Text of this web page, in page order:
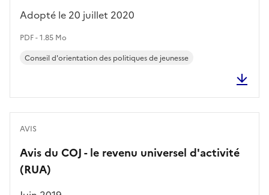
Adopté le 20 juillet 2020
PDF - 1.85 Mo
Conseil d'orientation des politiques de jeunesse
AVIS
Avis du COJ - le revenu universel d'activité
(RUA)